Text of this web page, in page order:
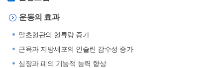
운동의 효과
말초혈관의 혈류량 증가
근육과 지방세포의 인슐린 감수성 증가
심장과 폐의 기능적 능력 향상